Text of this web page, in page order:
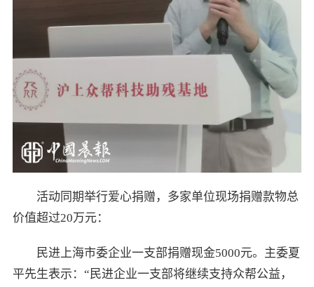
活动同期举行爱心捐赠，多家单位现场捐赠款物总
价值超过20万元：
民进上海市委企业一支部捐赠现金5000元。主委夏
平先生表示：“民进企业一支部将继续支持众帮公益，